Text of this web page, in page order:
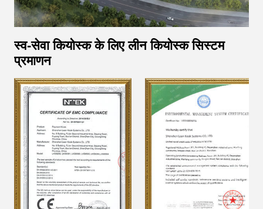
स्व-सेवा कियोस्क के लिए लीन कियोस्क सिस्टम
प्रमाणन